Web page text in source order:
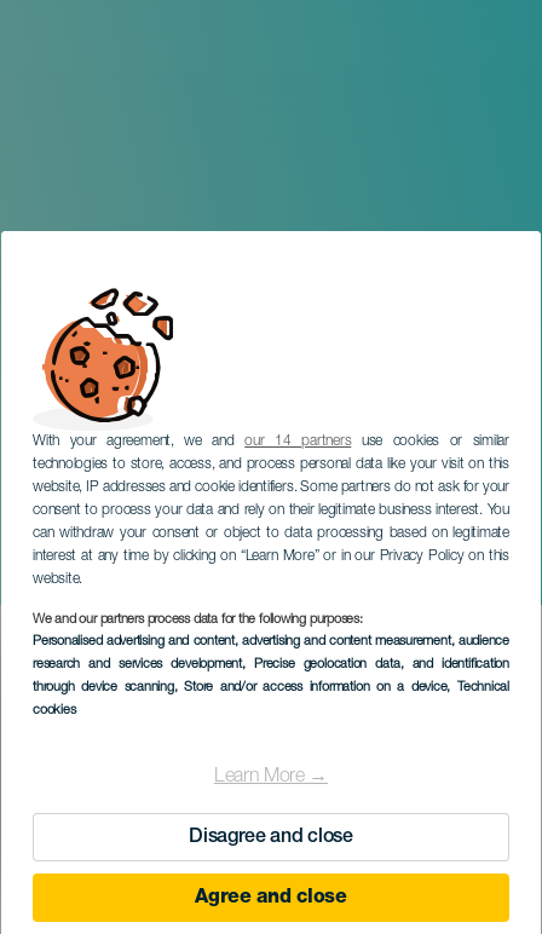
With your agreement, we andour 14 partnersuse cookies or similar
technologies to store, access, and process personal data like your visit on this
website, IP addresses and cookie identifiers. Some partners do not ask for your
consent to process your data and rely on their legitimate business interest. You
can withdraw your consent or object to data processing based on legitimate
interest at any time by clicking on “Learn More” or in our Privacy Policy on this
website.
We and our partners process data for the following purposes:
Personalised advertising and content, advertising and content measurement, audience
research and services development, Precise geolocation data, and identification
through device scanning, Store and/or access information on a device, Technical
cookies
Learn More →
Disagree and close
Agree and close
Socos Dúo: Experimental
ТЕНЕРИФЕ
Imagen
Listado